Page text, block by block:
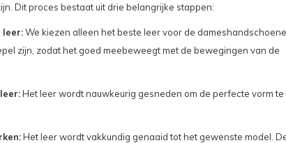
Dit proces bestaat uit drie belangrijke stappen:
leer:We kiezen alleen het beste leer voor de
zijn, zodat het goed meebeweegt met de bewegingen van de
Het leer wordt nauwkeurig gesneden om de perfecte vorm te
Het leer wordt vakkundig genaaid tot het gewenste model.